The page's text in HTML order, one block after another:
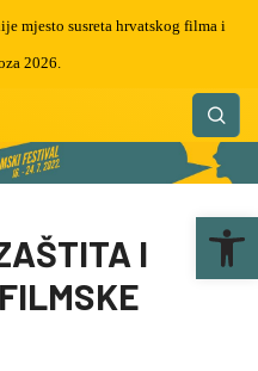
i dizajner zvuka, dobitnik
arena
2026.
I